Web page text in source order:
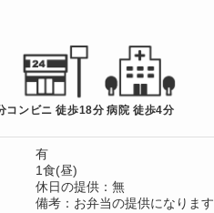
コンビニ 徒歩18分 病院 徒歩4分
有
1食(昼)
休日の提供：無
備考：お弁当の提供になります